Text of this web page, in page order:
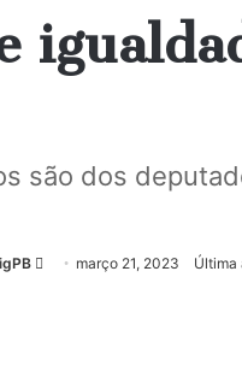
são dos
Mandemarço 21, 2023 Última